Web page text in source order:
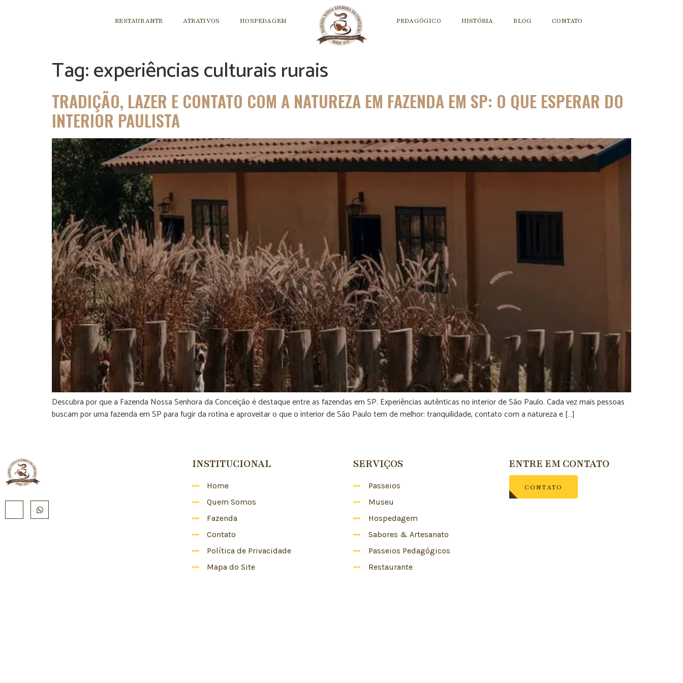
RESTAURANTE ATRATIVOS HOSPEDAGEM PEDAGÓGICO HISTÓRIA BLOG CONTATO
Tag:experiências culturais rurais
TRADIÇÃO, LAZER E CONTATO COM A NATUREZA EM FAZENDA EM SP: O QUE ESPERAR DO
INTERIOR PAULISTA
Descubra por que a Fazenda Nossa Senhora da Conceição é destaque entre as fazendas em SP. Experiências autênticas no interior de São Paulo. Cada vez mais pessoas
buscam por uma fazenda em SP para fugir da rotina e aproveitar o que o interior de São Paulo tem de melhor: tranquilidade, contato com a natureza e […]
INSTITUCIONAL
Home
Quem Somos
Fazenda
Contato
Política de Privacidade
Mapa do Site
SERVIÇOS
Passeios
Museu
Hospedagem
Sabores & Artesanato
Passeios Pedagógicos
Restaurante
ENTRE EM CONTATO
CONTATO